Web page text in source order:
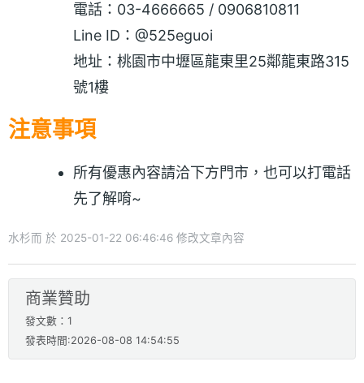
電話：03-4666665 / 0906810811
Line ID：@525eguoi
地址：桃園市中壢區龍東里25鄰龍東路315
號1樓
注意事項
所有優惠內容請洽下方門市，也可以打電話
先了解唷~
水杉而 於 2025-01-22 06:46:46 修改文章內容
商業贊助
發文數：1
發表時間:2026-08-08 14:54:55